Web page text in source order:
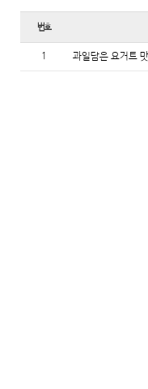
번호
1 과일담은 요거트